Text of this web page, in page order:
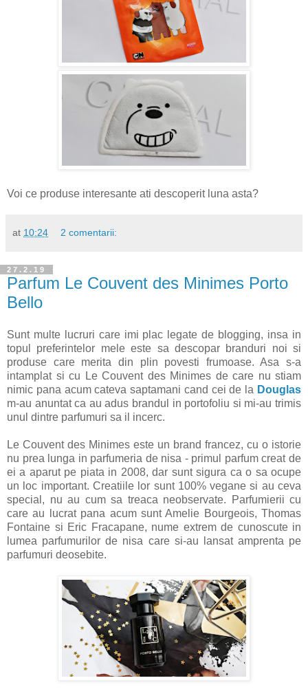
Voi ce produse interesante ati descoperit luna asta?
at 10:24 2 comentarii:
27.2.19
Parfum Le Couvent des Minimes Porto
Bello
Sunt multe lucruri care imi plac legate de blogging, insa in
topul preferintelor mele este sa descopar branduri noi si
produse care merita din plin povesti frumoase. Asa s-a
intamplat si cu Le Couvent des Minimes de care nu stiam
nimic pana acum cateva saptamani cand cei de la Douglas
m-au anuntat ca au adus brandul in portofoliu si mi-au trimis
unul dintre parfumuri sa il incerc.
Le Couvent des Minimes este un brand francez, cu o istorie
nu prea lunga in parfumeria de nisa - primul parfum creat de
ei a aparut pe piata in 2008, dar sunt sigura ca o sa ocupe
un loc important. Creatiile lor sunt 100% vegane si au ceva
special, nu au cum sa treaca neobservate. Parfumierii cu
care au lucrat pana acum sunt Amelie Bourgeois, Thomas
Fontaine si Eric Fracapane, nume extrem de cunoscute in
lumea parfumurilor de nisa care si-au lansat amprenta pe
parfumuri deosebite.